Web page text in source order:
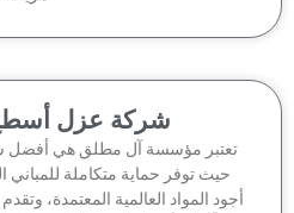
شركة عزل أسطح
مؤسسة آل مطلق هي أفضل شركة
حيث توفر حماية متكاملة للمباني السكنية